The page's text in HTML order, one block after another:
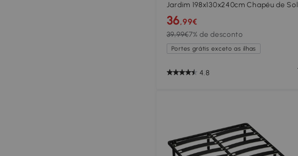
Jardim 198x130x240cm Chapéu de Sol
de Alumínio com Função de Inclinação
para Terraço Pátio Exterior Creme
36,99€
39,99€7% de desconto
Portes grátis exceto as ilhas
4.8